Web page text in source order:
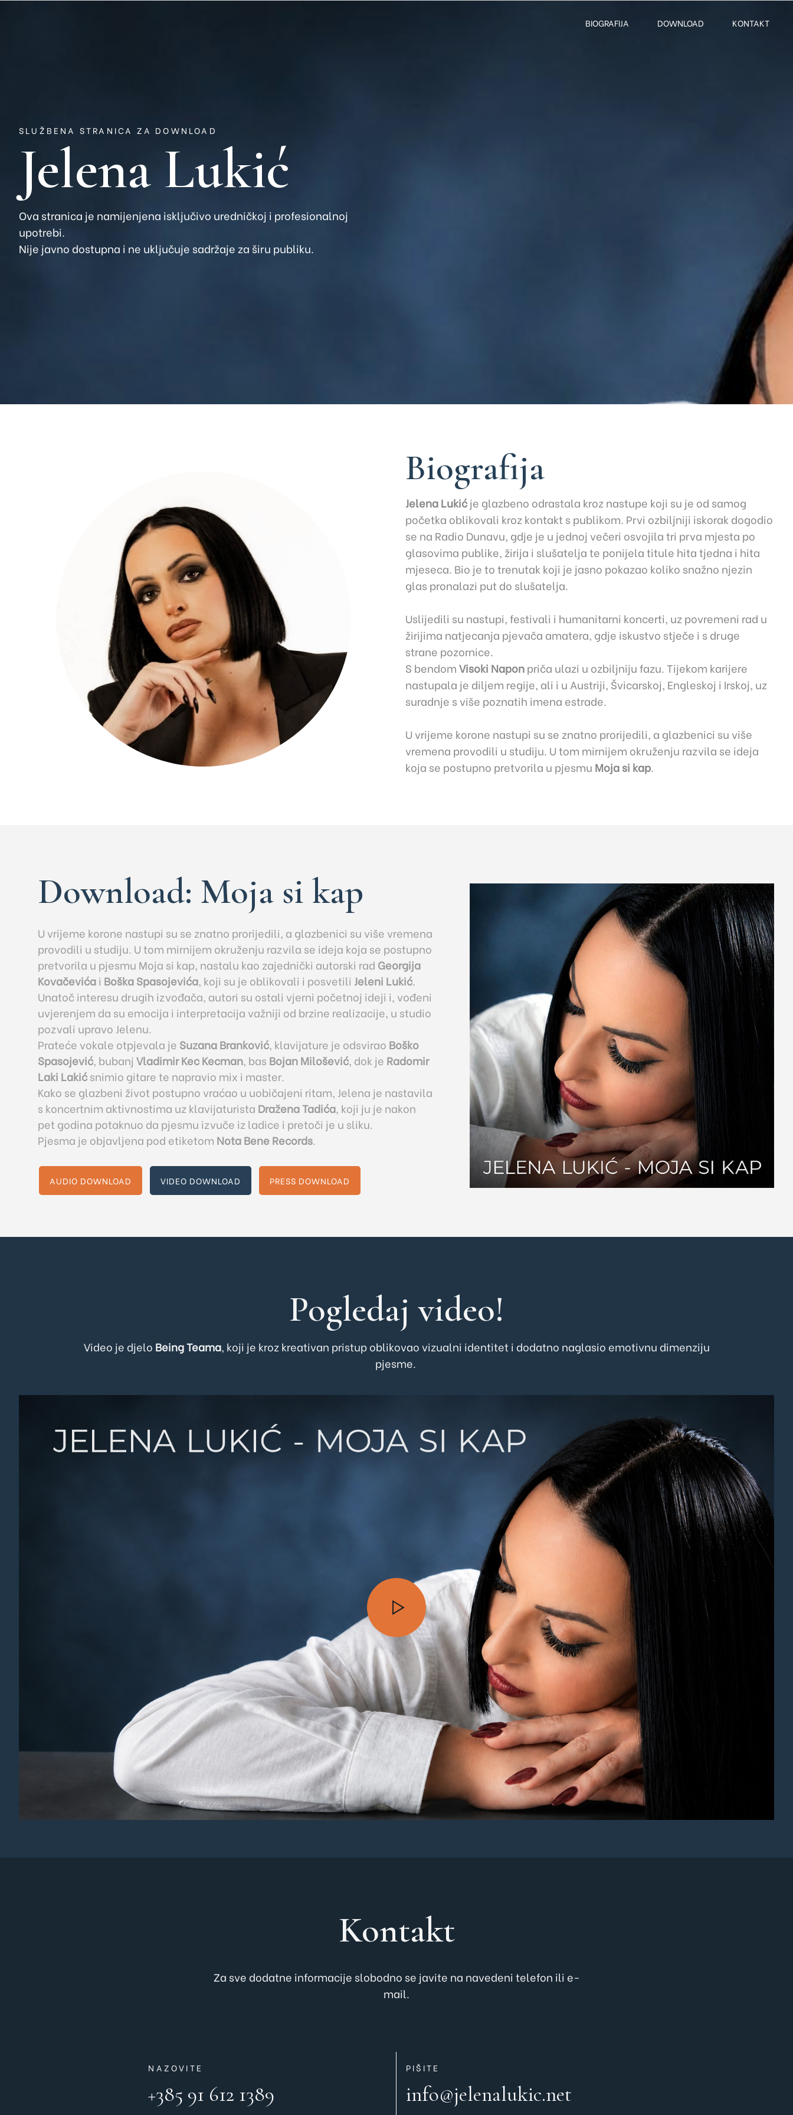
BIOGRAFIJA DOWNLOAD KONTAKT
SLUŽBENA STRANICA ZA DOWNLOAD
Jelena Lukić
Ova stranica je namijenjena isključivo uredničkoj i profesionalnoj
upotrebi.
Nije javno dostupna i ne uključuje sadržaje za širu publiku.
Biografija
Jelena Lukićje glazbeno odrastala kroz nastupe koji su je od samog
početka oblikovali kroz kontakt s publikom. Prvi ozbiljniji iskorak dogodio
se na Radio Dunavu, gdje je u jednoj večeri osvojila tri prva mjesta po
glasovima publike, žirija i slušatelja te ponijela titule hita tjedna i hita
mjeseca. Bio je to trenutak koji je jasno pokazao koliko snažno njezin
glas pronalazi put do slušatelja.
Uslijedili su nastupi, festivali i humanitarni koncerti, uz povremeni rad u
žirijima natjecanja pjevača amatera, gdje iskustvo stječe i s druge
strane pozornice.
S bendomVisoki Naponpriča ulazi u ozbiljniju fazu. Tijekom karijere
nastupala je diljem regije, ali i u Austriji, Švicarskoj, Engleskoj i Irskoj, uz
suradnje s više poznatih imena estrade.
U vrijeme korone nastupi su se znatno prorijedili, a glazbenici su više
vremena provodili u studiju. U tom mirnijem okruženju razvila se ideja
koja se postupno pretvorila u pjesmu Moja si kap.
Download: Moja si kap
U vrijeme korone nastupi su se znatno prorijedili, a glazbenici su više vremena
provodili u studiju. U tom mirnijem okruženju razvila se ideja koja se postupno
pretvorila u pjesmu Moja si kap, nastalu kao zajednički autorski rad Georgija
Kovačevićai Boška Spasojevića, koji su je oblikovali i posvetili Jeleni Lukić.
Unatoč interesu drugih izvođača, autori su ostali vjerni početnoj ideji i, vođeni
uvjerenjem da su emocija i interpretacija važniji od brzine realizacije, u studio
pozvali upravo Jelenu.
Prateće vokale otpjevala je Suzana Branković, klavijature je odsvirao Boško
Spasojević, bubanjVladimir Kec Kecman, bas Bojan Milošević, dok je Radomir
Laki Lakićsnimio gitare te napravio mix i master.
Kako se glazbeni život postupno vraćao u uobičajeni ritam, Jelena je nastavila
s koncertnim aktivnostima uz klavijaturista Dražena Tadića, koji ju je nakon
pet godina potaknuo da pjesmu izvuče iz ladice i pretoči je u sliku.
Pjesma je objavljena pod etiketom Nota Bene Records.
AUDIO DOWNLOAD VIDEO DOWNLOAD PRESS DOWNLOAD
Pogledaj video!
Video je djelo Being Teama, koji je kroz kreativan pristup oblikovao vizualni identitet i dodatno naglasio emotivnu dimenziju
pjesme.
Kontakt
Za sve dodatne informacije slobodno se javite na navedeni telefon ili e-
mail.
NAZOVITE
+385 91 612 1389
PIŠITE
info@jelenalukic.net